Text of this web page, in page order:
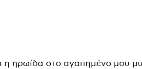
ηρωίδα στο αγαπημένο μου